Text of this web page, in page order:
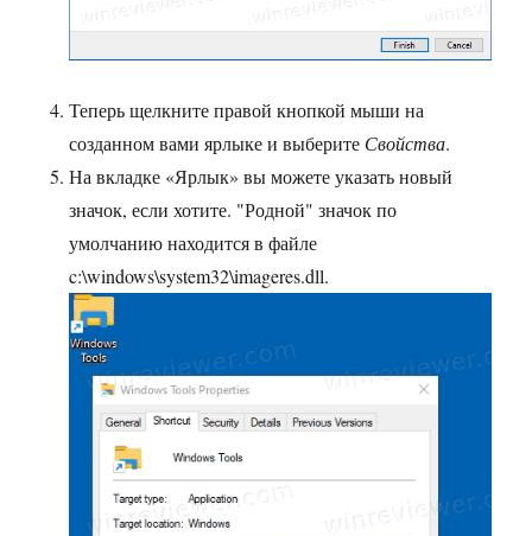
Теперь щелкните правой кнопкой мыши на
созданном вами ярлыке и выберите Свойства.
На вкладке «Ярлык» вы можете указать новый
значок, если хотите. "Родной" значок по
умолчанию находится в файле
c:\windows\system32\imageres.dll.